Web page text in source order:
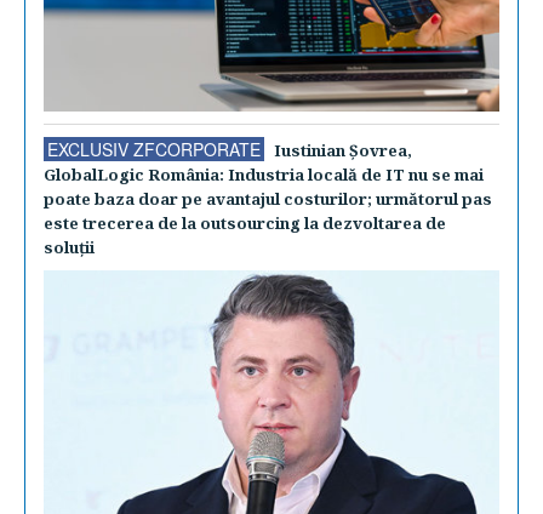
EXCLUSIV ZFCORPORATE
Iustinian Şovrea,
GlobalLogic România: Industria locală de IT nu se mai
poate baza doar pe avantajul costurilor; următorul pas
este trecerea de la outsourcing la dezvoltarea de
soluţii